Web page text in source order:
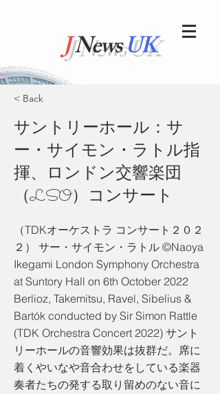
JNewsUK
< Back
サントリーホール：サ
ー・サイモン・ラトル指
揮、ロンドン交響楽団
（LSO）コンサート
（TDKオーケストラ コンサート２０２
２） サー・サイモン・ラトル ©Naoya
Ikegami London Symphony Orchestra
at Suntory Hall on 6th October 2022
Berlioz, Takemitsu, Ravel, Sibelius &
Bartók conducted by Sir Simon Rattle
(TDK Orchestra Concert 2022) サント
リーホールの音響効果は抜群だ。席に
着くやいなや音合わせをしている楽器
奏者たちの発する取り留めのない音に